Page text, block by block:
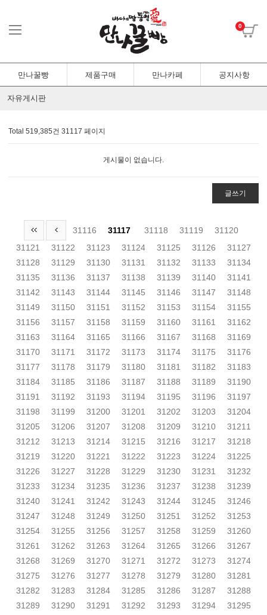
0
만나꿀빵 제품구매 만나카페 공지사항
자유게시판
Total 519,385건 31117 페이지
게시물이 없습니다.
글쓰기
31116 31117 31118 31119
31120
31121
31122 31123 31124 31125 31126
31127
31128
31129 31130 31131 31132 31133
31134
31135
31136 31137 31138 31139 31140
31141
31142
31143 31144 31145 31146 31147
31148
31149
31150 31151 31152 31153 31154
31155
31156
31157 31158 31159 31160 31161
31162
31163
31164 31165 31166 31167 31168
31169
31170
31171 31172 31173 31174 31175
31176
31177
31178 31179 31180 31181 31182
31183
31184
31185 31186 31187 31188 31189
31190
31191
31192 31193 31194 31195 31196
31197
31198
31199 31200 31201 31202 31203
31204
31205
31206 31207 31208 31209 31210
31211
31212
31213 31214 31215 31216 31217
31218
31219
31220 31221 31222 31223 31224
31225
31226
31227 31228 31229 31230 31231
31232
31233
31234 31235 31236 31237 31238
31239
31240
31241 31242 31243 31244 31245
31246
31247
31248 31249 31250 31251 31252
31253
31254
31255 31256 31257 31258 31259
31260
31261
31262 31263 31264 31265 31266
31267
31268
31269 31270 31271 31272 31273
31274
31275
31276 31277 31278 31279 31280
31281
31282
31283 31284 31285 31286 31287
31288
31289
31290 31291 31292 31293 31294
31295